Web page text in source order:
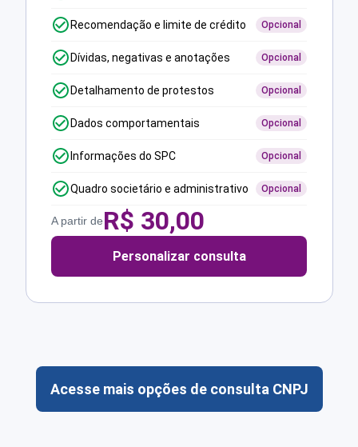
Recomendação e limite de crédito Opcional
Dívidas, negativas e anotações Opcional
Detalhamento de protestos Opcional
Dados comportamentais Opcional
Informações do SPC Opcional
Quadro societário e administrativo Opcional
A partir deR$ 30,00
Personalizar consulta
Acesse mais opções de consulta CNPJ